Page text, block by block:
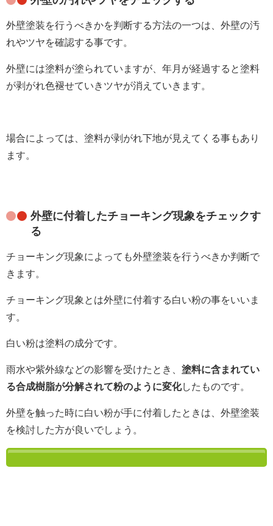
外壁塗装を行うべきかを判断する方法の一つは、外壁の汚
れやツヤを確認する事です。
外壁には塗料が塗られていますが、年月が経過すると塗料
が剥がれ色褪せていきツヤが消えていきます。
場合によっては、塗料が剥がれ下地が見えてくる事もあり
ます。
外壁に付着したチョーキング現象をチェックす
る
チョーキング現象によっても外壁塗装を行うべきか判断で
きます。
チョーキング現象とは外壁に付着する白い粉の事をいいま
す。
白い粉は塗料の成分です。
雨水や紫外線などの影響を受けたとき、 塗料に含まれてい
る合成樹脂が分解されて粉のように変化したものです。
外壁を触った時に白い粉が手に付着したときは、外壁塗装
を検討した方が良いでしょう。